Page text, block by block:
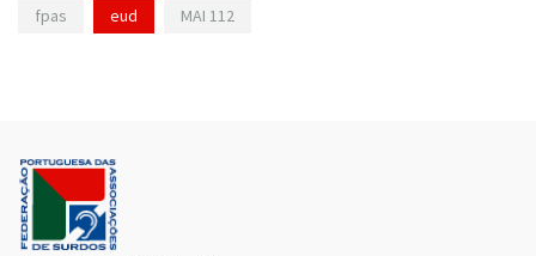
fpas eud MAI 112